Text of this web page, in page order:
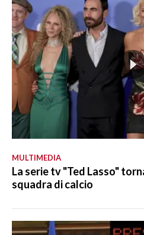
MULTIMEDIA
La serie tv "Ted Lasso"
squadra di calcio